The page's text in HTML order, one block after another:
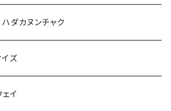
カヌンチャク
ズ
イ